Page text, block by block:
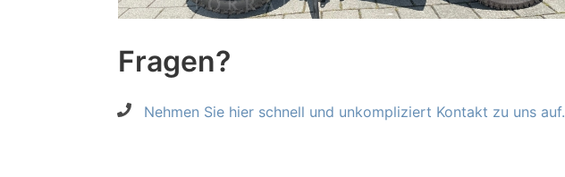
Fragen?
Nehmen Sie hier schnell und unkompliziert Kontakt zu uns auf.